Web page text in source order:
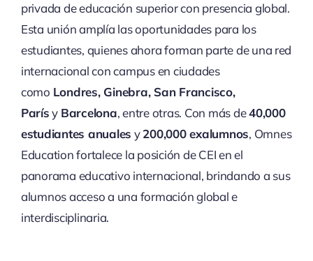
privada de educación superior con presencia global.
Esta unión amplía las oportunidades para los
estudiantes, quienes ahora forman parte de una red
internacional con campus en ciudades
como Londres, Ginebra, San Francisco,
Parísy Barcelona, entre otras. Con más de40,000
estudiantes anuales y200,000 exalumnos, Omnes
Education fortalece la posición de CEI en el
panorama educativo internacional, brindando a sus
alumnos acceso a una formación global e
interdisciplinaria.